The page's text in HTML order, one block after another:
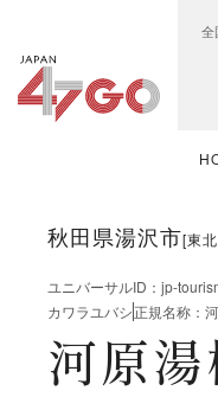
全
秋田県湯沢市[東
ユニバーサルID ： jp-
カワラユバシ正規名称 ：
河原湯